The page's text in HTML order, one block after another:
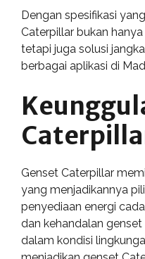
Dengan spesifikasi
Caterpillar bukan
tetapi juga solusi
berbagai aplikasi di
Genset Caterpillar
yang menjadikannya
penyediaan energi
dan kehandalan
dalam kondisi